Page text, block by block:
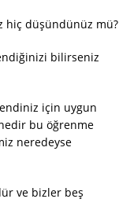
hiç düşündünüz mü?
bilirseniz
için uygun
bu öğrenme
neredeyse
ve bizler beş